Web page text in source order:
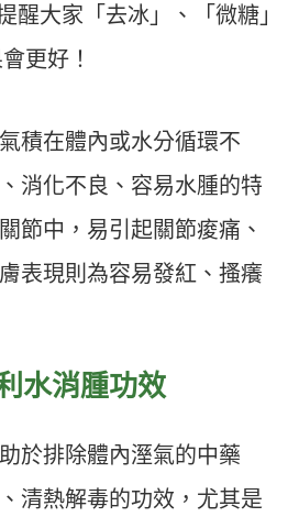
醒大家「去冰」、「微糖」
更好！
積在體內或水分循環不
消化不良、容易水腫的特
節中，易引起關節痠痛、
表現則為容易發紅、搔癢
水消腫功效
於排除體內溼氣的中藥
清熱解毒的功效，尤其是